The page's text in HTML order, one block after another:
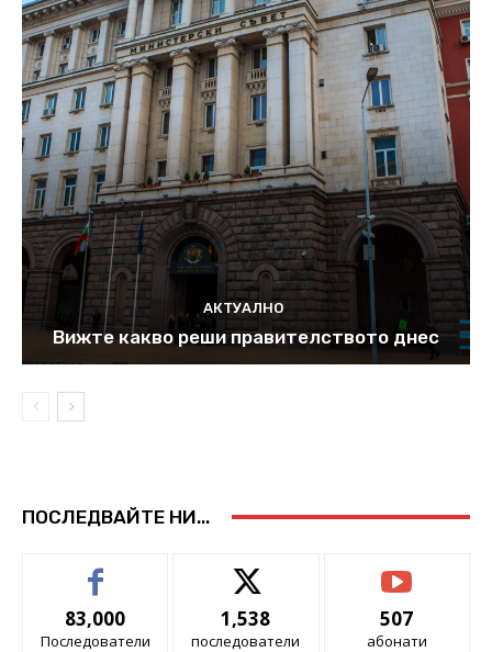
АКТУАЛНО
Вижте какво реши правителството днес
ПОСЛЕДВАЙТЕ НИ...
83,000
Последователи
1,538
последователи
507
абонати